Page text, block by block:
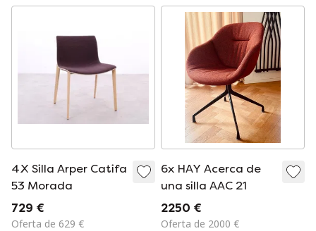
4X Silla Arper Catifa
53 Morada
729 €
Oferta de 629 €
6x HAY Acerca de
una silla AAC 21
2250 €
Oferta de 2000 €